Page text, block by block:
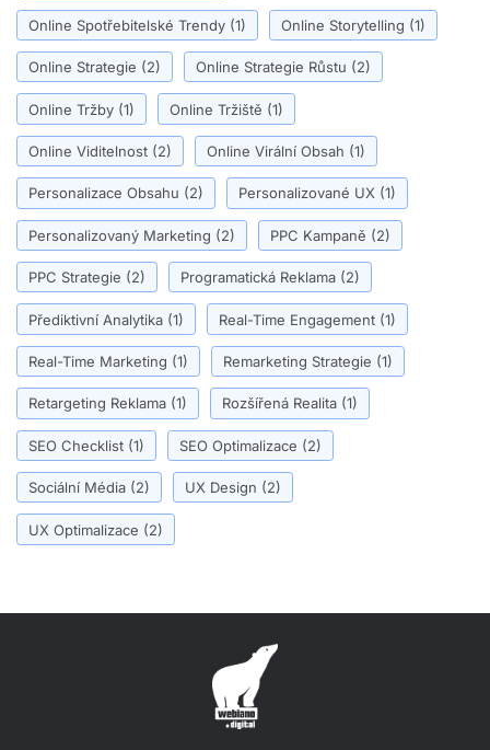
Online Spotřebitelské Trendy (1) Online Storytelling (1)
Online Strategie (2) Online Strategie Růstu (2)
Online Tržby (1) Online Tržiště (1)
Online Viditelnost (2) Online Virální Obsah (1)
Personalizace Obsahu (2) Personalizované UX (1)
Personalizovaný Marketing (2) PPC Kampaně (2)
PPC Strategie (2) Programatická Reklama (2)
Přediktivní Analytika (1) Real-Time Engagement (1)
Real-Time Marketing (1) Remarketing Strategie (1)
Retargeting Reklama (1) Rozšířená Realita (1)
SEO Checklist (1) SEO Optimalizace (2)
Sociální Média (2) UX Design (2)
UX Optimalizace (2)